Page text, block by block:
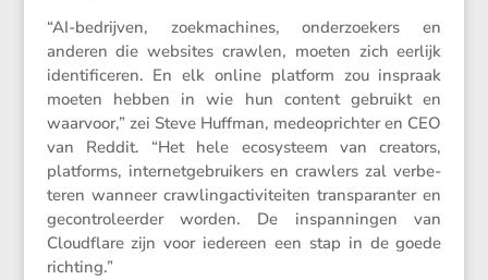
“AI-bedrijven, zoekma­chines, onder­zoe­kers en
anderen die websites crawlen, moeten zich eerlijk
identi­fi­ceren. En elk online platform zou inspraak
moeten hebben in wie hun content gebruikt en
waarvoor,” zei Steve Huffman, medeop­richter en CEO
van Reddit. “Het hele ecosys­teem van creators,
platforms, inter­net­ge­brui­kers en crawlers zal verbe­
teren wanneer crawling­ac­ti­vi­teiten trans­pa­ranter en
gecon­tro­leerder worden. De inspan­ningen van
Cloud­flare zijn voor iedereen een stap in de goede
richting.”